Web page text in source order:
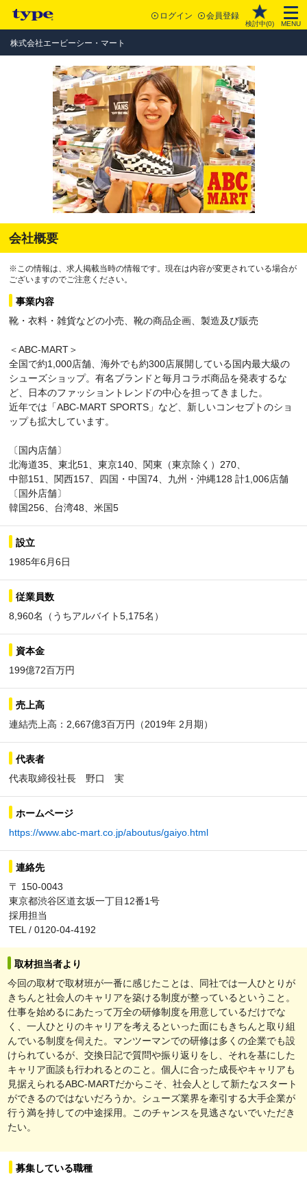
ログイン 会員登録
検討中(0) MENU
株式会社エービーシー・マート
会社概要
※この情報は、求人掲載当時の情報です。現在は内容が変更されている場合が
ございますのでご注意ください。
事業内容
靴・衣料・雑貨などの小売、靴の商品企画、製造及び販売
＜ABC-MART＞
全国で約1,000店舗、海外でも約300店展開している国内最大級の
シューズショップ。有名ブランドと毎月コラボ商品を発表するな
ど、日本のファッショントレンドの中心を担ってきました。
近年では「ABC-MART SPORTS」など、新しいコンセプトのショ
ップも拡大しています。
〔国内店舗〕
北海道35、東北51、東京140、関東（東京除く）270、
中部151、関西157、四国・中国74、九州・沖縄128 計1,006店舗
〔国外店舗〕
韓国256、台湾48、米国5
設立
1985年6月6日
従業員数
8,960名（うちアルバイト5,175名）
資本金
199億72百万円
売上高
連結売上高：2,667億3百万円（2019年 2月期）
代表者
代表取締役社長 野口 実
ホームページ
https://www.abc-mart.co.jp/aboutus/gaiyo.html
連絡先
〒 150-0043
東京都渋谷区道玄坂一丁目12番1号
採用担当
TEL / 0120-04-4192
取材担当者より
今回の取材で取材班が一番に感じたことは、同社では一人ひとりが
きちんと社会人のキャリアを築ける制度が整っているということ。
仕事を始めるにあたって万全の研修制度を用意しているだけでな
く、一人ひとりのキャリアを考えるといった面にもきちんと取り組
んでいる制度を伺えた。マンツーマンでの研修は多くの企業でも設
けられているが、交換日記で質問や振り返りをし、それを基にした
キャリア面談も行われるとのこと。個人に合った成長やキャリアも
見据えられるABC-MARTだからこそ、社会人として新たなスタート
ができるのではないだろうか。シューズ業界を牽引する大手企業が
行う満を持しての中途採用。このチャンスを見逃さないでいただき
たい。
募集している職種